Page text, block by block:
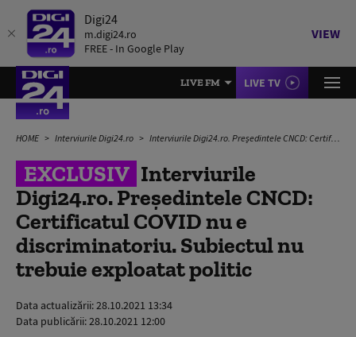
Digi24
m.digi24.ro
FREE - In Google Play
VIEW
LIVE FM LIVE TV
HOME Interviurile Digi24.ro Interviurile Digi24.ro. Președintele CNCD: Certificatul COVID nu e discriminatoriu. Subiectul nu trebuie exploatat politic
EXCLUSIV Interviurile
Digi24.ro. Președintele CNCD:
Certificatul COVID nu e
discriminatoriu. Subiectul nu
trebuie exploatat politic
Data actualizării:28.10.2021 13:34
Data publicării:28.10.2021 12:00